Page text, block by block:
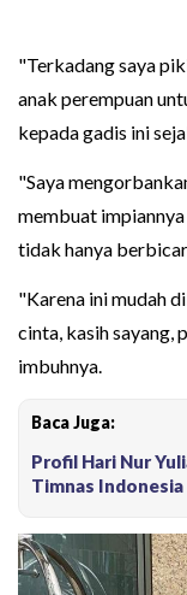
"Terkadang saya
anak perempuan
kepada gadis ini
"Saya
membuat
tidak hanya
"Karena ini mudah
cinta, kasih sayang,
imbuhnya.
Baca Juga:
Profil Hari Nur
Timnas Indonesia